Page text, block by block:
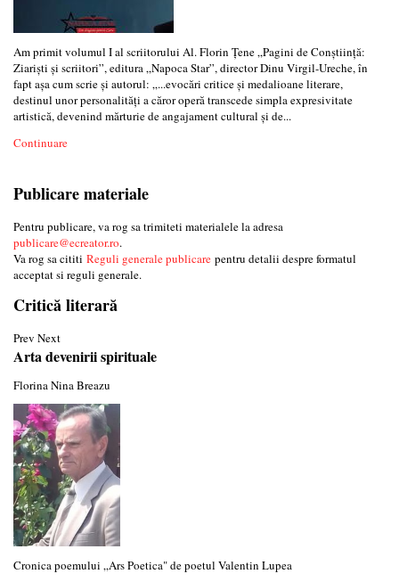
Am primit volumul I al scriitorului Al. Florin Țene „Pagini de Conștiință:
Ziariști și scriitori”, editura „Napoca Star”, director Dinu Virgil-Ureche, în
fapt așa cum scrie și autorul: „...evocări critice și medalioane literare,
destinul unor personalități a căror operă transcede simpla expresivitate
artistică, devenind mărturie de angajament cultural și de...
Continuare
Publicare materiale
Pentru publicare, va rog sa trimiteti materialele la adresa
publicare@ecreator.ro.
Va rog sa cititi Reguli generale publicare pentru detalii despre formatul
acceptat si reguli generale.
Critică literară
Prev Next
Arta devenirii spirituale
Florina Nina Breazu
Cronica poemului „Ars Poetica" de poetul Valentin Lupea